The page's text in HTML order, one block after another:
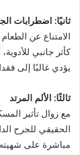
ثانيًا: اضطرابات
الامتناع عن
كأثر جانبي
يؤدي غالبًا إلى
ثالثًا: الألم المرتد
مع زوال تأثير
الحقيقي للجرح
مباشرة على